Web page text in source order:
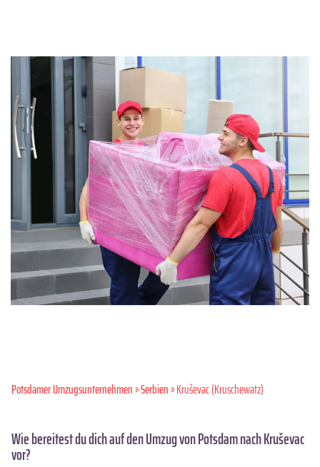
Potsdamer Umzugsunternehmen»Serbien» Kruševac (Kruschewatz)
Wie bereitest du dich auf den Umzug von Potsdam nach Kruševac
vor?